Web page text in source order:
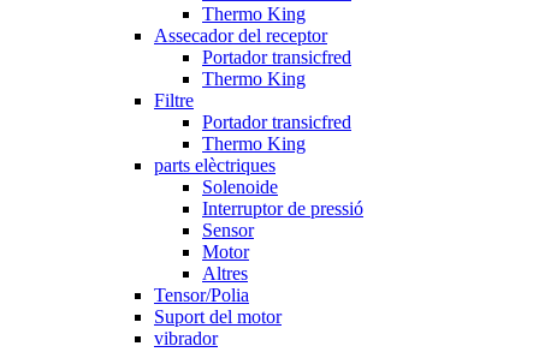
Thermo King
Assecador del receptor
Portador transicfred
Thermo King
Filtre
Portador transicfred
Thermo King
parts elèctriques
Solenoide
Interruptor de pressió
Sensor
Motor
Altres
Tensor/Polia
Suport del motor
vibrador